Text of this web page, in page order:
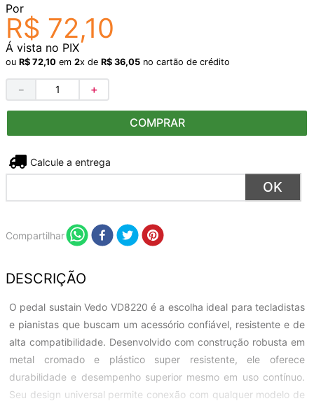
Por
R$ 72,10
Á vista no PIX
ou R$ 72,10 em 2x de R$ 36,05 no cartão de crédito
＋
－
COMPRAR
Não sei meu CEP
Compartilhar
DESCRIÇÃO
O pedal sustain Vedo VD8220 é a escolha ideal para tecladistas
e pianistas que buscam um acessório confiável, resistente e de
alta compatibilidade. Desenvolvido com construção robusta em
metal cromado e plástico super resistente, ele oferece
durabilidade e desempenho superior mesmo em uso contínuo.
Seu design universal permite conexão com qualquer modelo de